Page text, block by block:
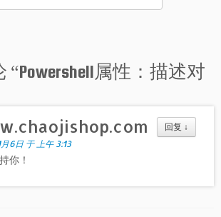
“Powershell属性：描述对
回复 ↓
6日 于 上午 3:13
你！